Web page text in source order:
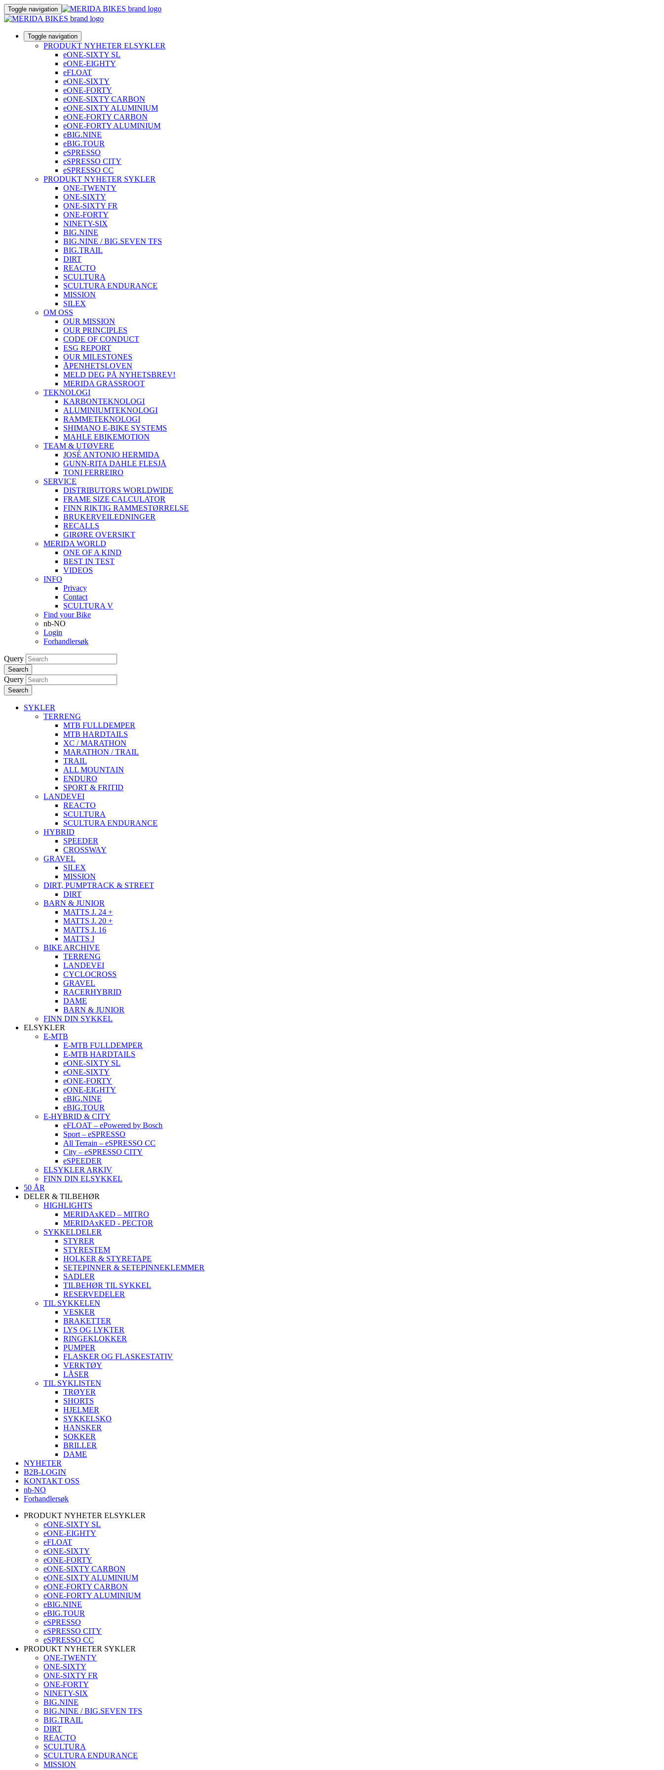
Toggle navigation
Toggle navigation
PRODUKT NYHETER ELSYKLER
eONE-SIXTY SL
eONE-EIGHTY
eFLOAT
eONE-SIXTY
eONE-FORTY
eONE-SIXTY CARBON
eONE-SIXTY ALUMINIUM
eONE-FORTY CARBON
eONE-FORTY ALUMINIUM
eBIG.NINE
eBIG.TOUR
eSPRESSO
eSPRESSO CITY
eSPRESSO CC
PRODUKT NYHETER SYKLER
ONE-TWENTY
ONE-SIXTY
ONE-SIXTY FR
ONE-FORTY
NINETY-SIX
BIG.NINE
BIG.NINE / BIG.SEVEN TFS
BIG.TRAIL
DIRT
REACTO
SCULTURA
SCULTURA ENDURANCE
MISSION
SILEX
OM OSS
OUR MISSION
OUR PRINCIPLES
CODE OF CONDUCT
ESG REPORT
OUR MILESTONES
ÅPENHETSLOVEN
MELD DEG PÅ NYHETSBREV!
MERIDA GRASSROOT
TEKNOLOGI
KARBONTEKNOLOGI
ALUMINIUMTEKNOLOGI
RAMMETEKNOLOGI
SHIMANO E-BIKE SYSTEMS
MAHLE EBIKEMOTION
TEAM & UTØVERE
JOSÉ ANTONIO HERMIDA
GUNN-RITA DAHLE FLESJÅ
TONI FERREIRO
SERVICE
DISTRIBUTORS WORLDWIDE
FRAME SIZE CALCULATOR
FINN RIKTIG RAMMESTØRRELSE
BRUKERVEILEDNINGER
RECALLS
GIRØRE OVERSIKT
MERIDA WORLD
ONE OF A KIND
BEST IN TEST
VIDEOS
INFO
Privacy
Contact
SCULTURA V
Find your Bike
nb-NO
Login
Forhandlersøk
Query
Search
Query
Search
SYKLER
TERRENG
MTB FULLDEMPER
MTB HARDTAILS
XC / MARATHON
MARATHON / TRAIL
TRAIL
ALL MOUNTAIN
ENDURO
SPORT & FRITID
LANDEVEI
REACTO
SCULTURA
SCULTURA ENDURANCE
HYBRID
SPEEDER
CROSSWAY
GRAVEL
SILEX
MISSION
DIRT, PUMPTRACK & STREET
DIRT
BARN & JUNIOR
MATTS J. 24 +
MATTS J. 20 +
MATTS J. 16
MATTS J
BIKE ARCHIVE
TERRENG
LANDEVEI
CYCLOCROSS
GRAVEL
RACERHYBRID
DAME
BARN & JUNIOR
FINN DIN SYKKEL
ELSYKLER
E-MTB
E-MTB FULLDEMPER
E-MTB HARDTAILS
eONE-SIXTY SL
eONE-SIXTY
eONE-FORTY
eONE-EIGHTY
eBIG.NINE
eBIG.TOUR
E-HYBRID & CITY
eFLOAT – ePowered by Bosch
Sport – eSPRESSO
All Terrain – eSPRESSO CC
City – eSPRESSO CITY
eSPEEDER
ELSYKLER ARKIV
FINN DIN ELSYKKEL
50 ÅR
DELER & TILBEHØR
HIGHLIGHTS
MERIDAxKED – MITRO
MERIDAxKED - PECTOR
SYKKELDELER
STYRER
STYRESTEM
HOLKER & STYRETAPE
SETEPINNER & SETEPINNEKLEMMER
SADLER
TILBEHØR TIL SYKKEL
RESERVEDELER
TIL SYKKELEN
VESKER
BRAKETTER
LYS OG LYKTER
RINGEKLOKKER
PUMPER
FLASKER OG FLASKESTATIV
VERKTØY
LÅSER
TIL SYKLISTEN
TRØYER
SHORTS
HJELMER
SYKKELSKO
HANSKER
SOKKER
BRILLER
DAME
NYHETER
B2B-LOGIN
KONTAKT OSS
nb-NO
Forhandlersøk
PRODUKT NYHETER ELSYKLER
eONE-SIXTY SL
eONE-EIGHTY
eFLOAT
eONE-SIXTY
eONE-FORTY
eONE-SIXTY CARBON
eONE-SIXTY ALUMINIUM
eONE-FORTY CARBON
eONE-FORTY ALUMINIUM
eBIG.NINE
eBIG.TOUR
eSPRESSO
eSPRESSO CITY
eSPRESSO CC
PRODUKT NYHETER SYKLER
ONE-TWENTY
ONE-SIXTY
ONE-SIXTY FR
ONE-FORTY
NINETY-SIX
BIG.NINE
BIG.NINE / BIG.SEVEN TFS
BIG.TRAIL
DIRT
REACTO
SCULTURA
SCULTURA ENDURANCE
MISSION